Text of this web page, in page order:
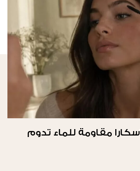
ماسكارا مقاومة للماء تدوم